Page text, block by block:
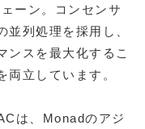
ーン。コンセンサ
並列処理を採用し、
ンスを最大化するこ
両立しています。
は、Monadのアジ